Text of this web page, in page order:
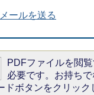
ールを送る
PDFファイルを閲
必要です。お持ち
ドボタンをクリッ